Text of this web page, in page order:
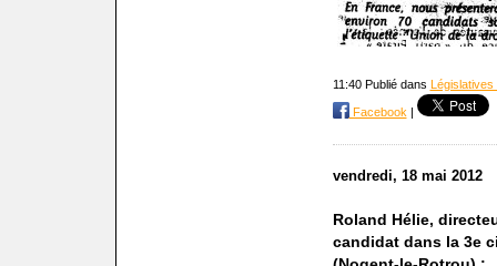
11:40 Publié dans Législatives
Facebook |
vendredi, 18 mai 2012
Roland Hélie,
candidat dans la 3e